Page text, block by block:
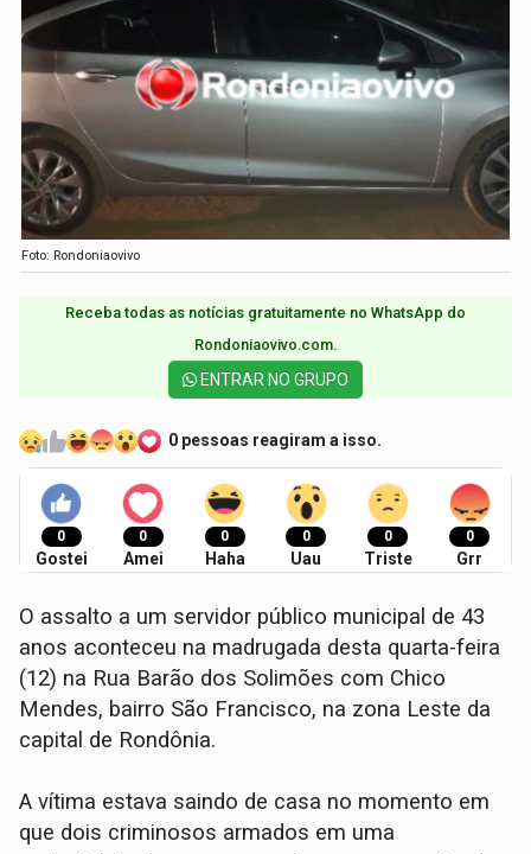
Foto: Rondoniaovivo
Receba todas as notícias gratuitamente no WhatsApp do
Rondoniaovivo.com.​
ENTRAR NO GRUPO
0 pessoas reagiram a isso.
0
Gostei
0
Amei
0
Haha
0
Uau
0
Triste
0
Grr
O assalto a um servidor público municipal de 43
anos aconteceu na madrugada desta quarta-feira
(12) na Rua Barão dos Solimões com Chico
Mendes, bairro São Francisco, na zona Leste da
capital de Rondônia.
A vítima estava saindo de casa no momento em
que dois criminosos armados em uma